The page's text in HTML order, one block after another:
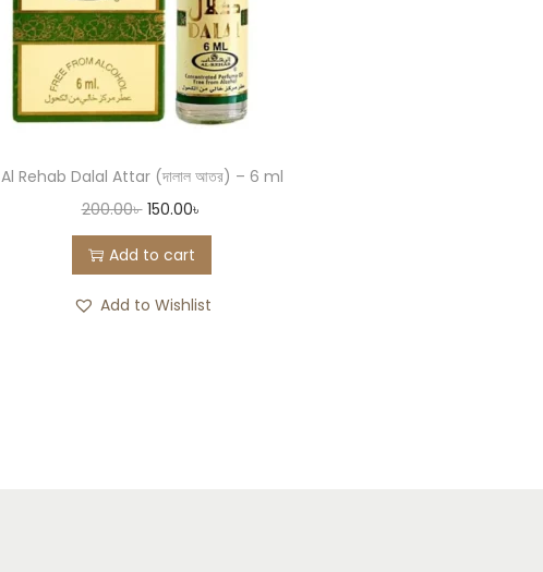
Al Rehab Dalal Attar (দালাল আতর) – 6 ml
200.00৳ 150.00৳
Add to cart
Add to Wishlist